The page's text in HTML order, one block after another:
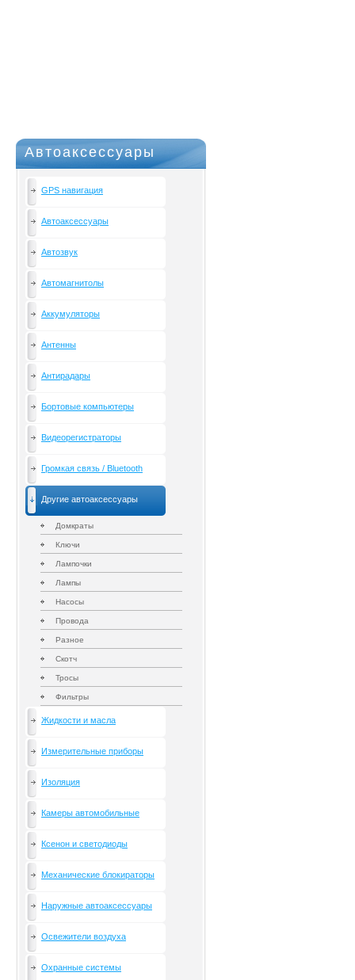
Автоаксессуары
GPS навигация
Автоаксессуары
Автозвук
Автомагнитолы
Аккумуляторы
Антенны
Антирадары
Бортовые компьютеры
Видеорегистраторы
Громкая связь / Bluetooth
Другие автоаксессуары
Домкраты
Ключи
Лампочки
Лампы
Насосы
Провода
Разное
Скотч
Тросы
Фильтры
Жидкости и масла
Измерительные приборы
Изоляция
Камеры автомобильные
Ксенон и светодиоды
Механические блокираторы
Наружные автоаксессуары
Освежители воздуха
Охранные системы